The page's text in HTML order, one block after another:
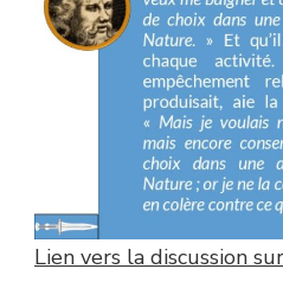
Lien vers la discussion